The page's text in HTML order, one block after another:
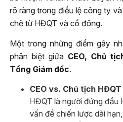
rõ ràng trong điều lệ công ty
chẽ từ HĐQT và cổ đông.
Một trong những điểm gây
phân biệt giữa CEO, Chủ
Tổng Giám đốc.
CEO vs. Chủ tịch
HĐQT là người đứng đầu
vấn đề chiến lược dài